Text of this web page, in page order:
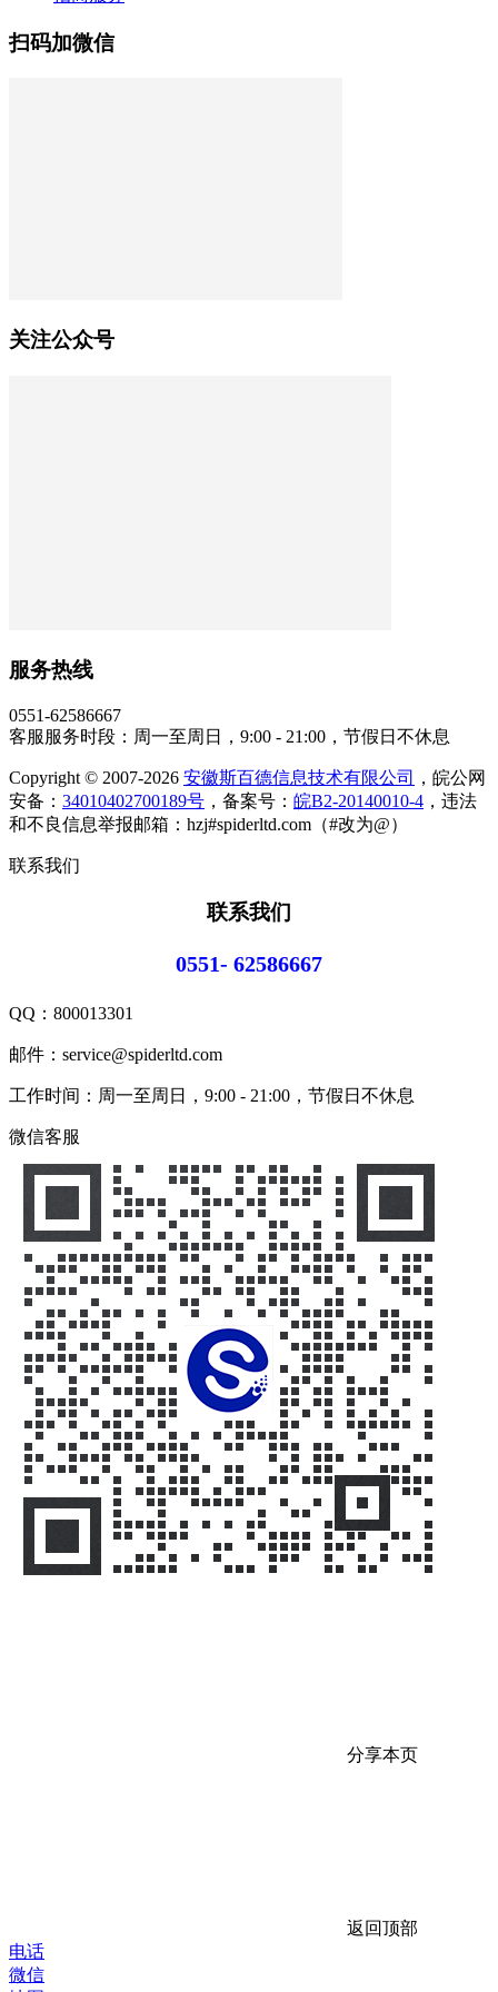
扫码加微信
关注公众号
服务热线
0551-62586667
客服服务时段：周一至周日，9:00 - 21:00，节假日不休息
Copyright © 2007-2026 安徽斯百德信息技术有限公司
，皖公网
安备： 34010402700189号 ，备案号： 皖B2-20140010-4 ，违法
和不良信息举报邮箱：hzj#spiderltd.com（#改为@）
联系我们
联系我们
0551- 62586667
QQ： 800013301
邮件：service@spiderltd.com
工作时间：周一至周日，9:00 - 21:00，节假日不休息
微信客服
分享本页
返回顶部
电话
微信